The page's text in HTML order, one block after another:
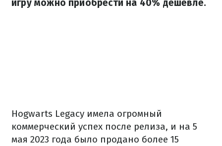
игру можно приобрести на 40% дешевле.
Hogwarts Legacy имела огромный
коммерческий успех после релиза, и на 5
мая 2023 года было продано более 15